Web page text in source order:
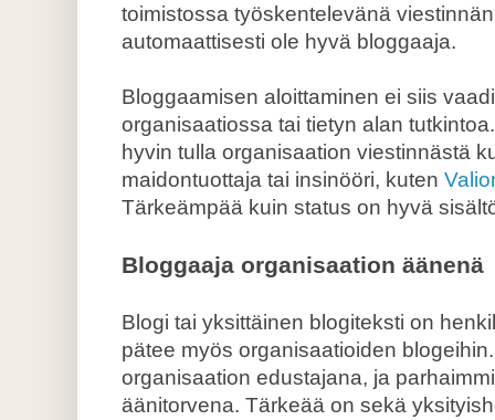
toimistossa työskentelevänä
automaattisesti ole hyvä bloggaaja.
Bloggaamisen aloittaminen ei siis
organisaatiossa tai tietyn alan
hyvin tulla organisaation viestinnästä
maidontuottaja tai insinööri, kuten
Tärkeämpää kuin status on hyvä
Bloggaaja organisaation äänenä
Blogi tai yksittäinen blogiteksti on
pätee myös organisaatioiden
organisaation edustajana, ja
äänitorvena. Tärkeää on sekä